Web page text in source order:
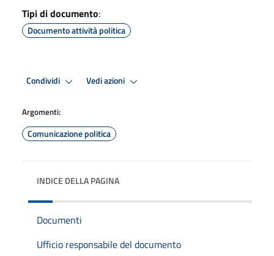
Tipi di documento:
Documento attività politica
Condividi Vedi azioni
Argomenti:
Comunicazione politica
INDICE DELLA PAGINA
Documenti
Ufficio responsabile del documento